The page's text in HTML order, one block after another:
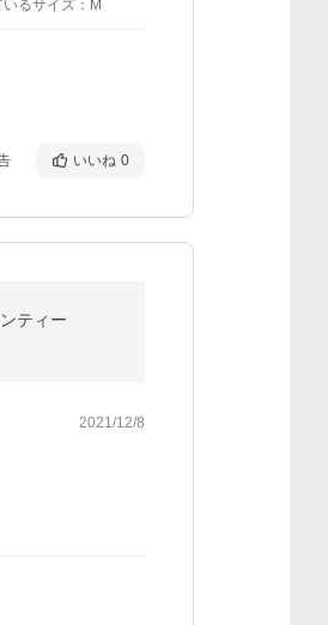
るサイズ：M
いいね 0
ティー
2021/12/8